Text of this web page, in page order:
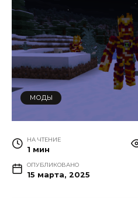
МОДЫ
НА ЧТЕНИЕ
1 мин
ОПУБЛИКОВАНО
15 марта, 2025